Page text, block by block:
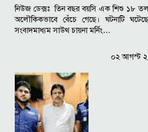
নিউজ ডেক্সঃ তিন বছর বয়সি এক শিশু ১৮
অলৌকিকভাবে বেঁচে গেছে। ঘটনাটি
সংবাদমাধ্যম সাউথ চায়না মর্নিং…
০২ আগস্ট